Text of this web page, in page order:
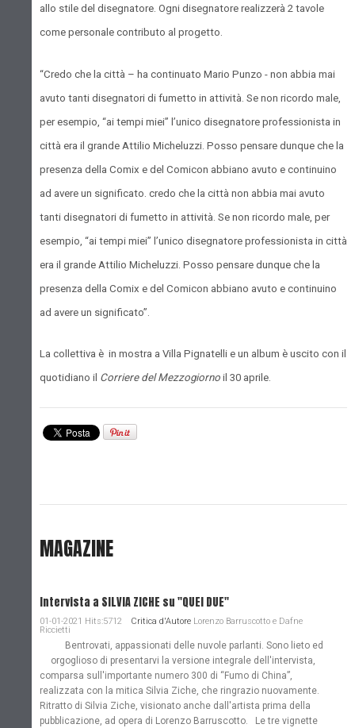
allo stile del disegnatore. Ogni disegnatore realizzerà 2 tavole
come personale contributo al progetto.
“Credo che la città – ha continuato Mario Punzo - non abbia mai
avuto tanti disegnatori di fumetto in attività. Se non ricordo male,
per esempio, “ai tempi miei” l’unico disegnatore professionista in
città era il grande Attilio Micheluzzi. Posso pensare dunque che la
presenza della Comix e del Comicon abbiano avuto e continuino
ad avere un significato. credo che la città non abbia mai avuto
tanti disegnatori di fumetto in attività. Se non ricordo male, per
esempio, “ai tempi miei” l’unico disegnatore professionista in città
era il grande Attilio Micheluzzi. Posso pensare dunque che la
presenza della Comix e del Comicon abbiano avuto e continuino
ad avere un significato”.
La collettiva è in mostra a Villa Pignatelli e un album è uscito con il
quotidiano il Corriere del Mezzogiorno il 30 aprile.
MAGAZINE
Intervista a SILVIA ZICHE su "QUEI DUE"
01-01-2021 Hits:5712 Critica d'Autore Lorenzo Barruscotto e Dafne
Riccietti
Bentrovati, appassionati delle nuvole parlanti. Sono lieto ed
orgoglioso di presentarvi la versione integrale dell'intervista,
comparsa sull'importante numero 300 di “Fumo di China”,
realizzata con la mitica Silvia Ziche, che ringrazio nuovamente.
Ritratto di Silvia Ziche, visionato anche dall'artista prima della
pubblicazione, ad opera di Lorenzo Barruscotto. Le tre vignette